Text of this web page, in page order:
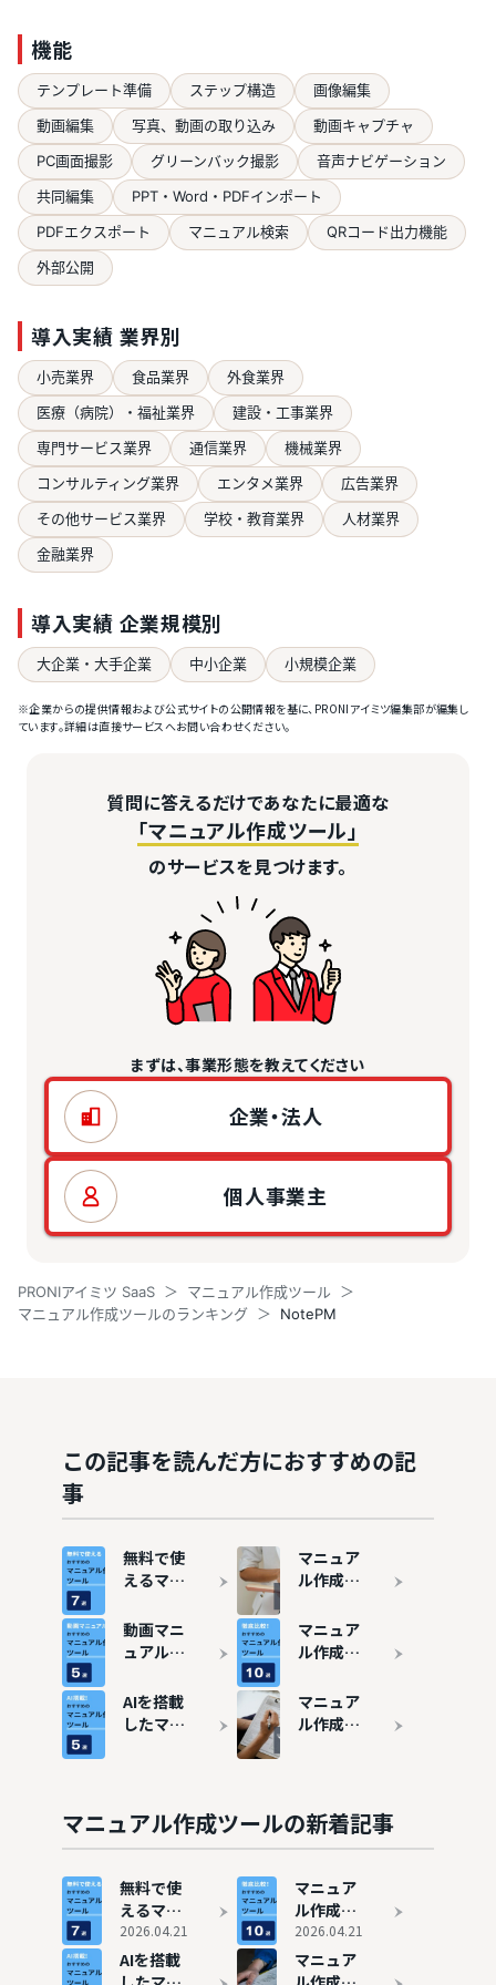
機能
テンプレート準備 ステップ構造
画像編集
動画編集
写真、動画の取り込み
動画キャプチャ
PC画面撮影
グリーンバック撮影
音声ナビゲーション
共同編集
PPT・Word・PDFインポート
PDFエクスポート
マニュアル検索
QRコード出力機能
外部公開
導入実績 業界別
小売業界 食品業界
外食業界
医療（病院）・福祉業界
建設・工事業界
専門サービス業界
通信業界
機械業界
コンサルティング業界
エンタメ業界
広告業界
その他サービス業界
学校・教育業界
人材業界
金融業界
導入実績 企業規模別
大企業・大手企業 中小企業 小規模企業
※企業からの提供情報および公式サイトの公開情報を基に、PRONIアイミツ編集部が編集し
ています。詳細は直接サービスへお問い合わせください。
質問に答えるだけであなたに最適な
「マニュアル作成ツール」
のサービスを見つけます。
まずは、事業形態を教えてください
企業・法人
個人事業主
PRONIアイミツ SaaS
マニュアル作成ツール
マニュアル作成ツールのランキング
NotePM
この記事を読んだ方におすすめの記
事
無料で使
えるマニ
成ツール
おすすめ
マニュア
ル作成ツ
は？メリ
ット・デ
動画マニ
ュアル作
おすすめ
5選！テ
マニュア
ル作成ツ
底比較！
最新のお
AIを搭載
したマニ
5選
マニュア
ル作成ツ
比較でお
すすめ4
選も紹介
マニュアル作成ツールの新着記事
無料で使
えるマニ
ュアル作
成ツール
おすすめ
2026.04.21
マニュア
ル作成ツ
ールを徹
底比較！
最新のお
2026.04.21
AIを搭載
マニュア